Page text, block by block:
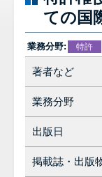
ての国
業務分野: 特許
著者など
業務分野
出版日
掲載誌・出版